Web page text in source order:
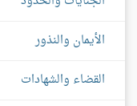
الأيمان والنذور
القضاء والشهادات